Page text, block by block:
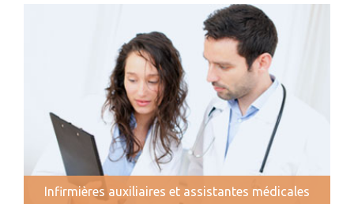
Infirmières auxiliaires et assistantes médicales